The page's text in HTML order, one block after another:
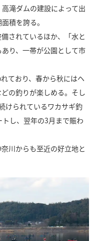
滝ダムの建設によって出
積を誇る。
されているほか、「水と
り、一帯が公園として市
ており、春から秋にはヘ
の釣りが楽しめる。そし
けられているワカサギ釣
し、翌年の3月まで賑わ
川からも至近の好立地と